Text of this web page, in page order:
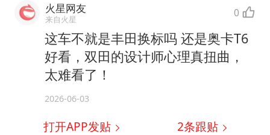
火星网友
来自火星 0
这车不就是丰田换标吗 还是奥卡T6
好看，双田的设计师心理真扭曲，
太难看了！
2026-06-03
打开APP发贴 2条跟贴